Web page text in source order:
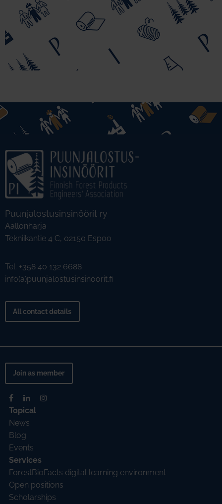
Puunjalostusinsinöörit ry
Aallonharja
Tekniikantie 4 C, 02150 Espoo
Tel. +358 40 132 6688
info(a)puunjalostusinsinoorit.fi
All contact details
Join as member
Topical
News
Blog
Events
Services
ForestBioFacts digital learning environment
Open positions
Scholarships